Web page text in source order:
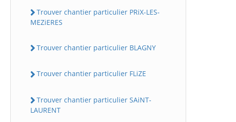
Trouver chantier particulier PRiX-LES-
MEZiERES
Trouver chantier particulier BLAGNY
Trouver chantier particulier FLiZE
Trouver chantier particulier SAiNT-
LAURENT